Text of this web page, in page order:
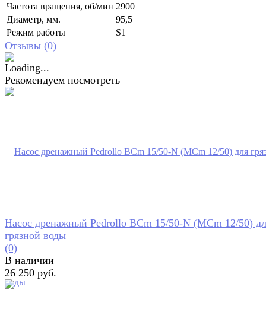
Частота вращения, об/мин 2900
Диаметр, мм.
95,5
Режим работы
S1
Отзывы (0)
Рекомендуем посмотреть
Насос дренажный Pedrollo BCm 15/50-N (MCm 12/50)
грязной воды
(0)
В наличии
26 250 руб.